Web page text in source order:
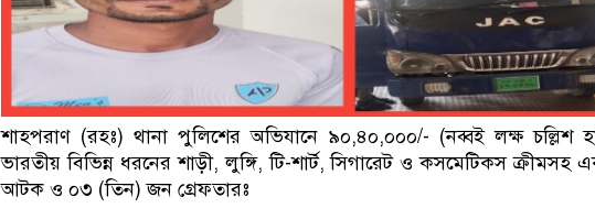
শাহপরাণ (রহঃ) থানা পুলিশের অভিযানে ৯০,৪০,০০০/- (নব্বই লক্ষ চল্লিশ
ভারতীয় বিভিন্ন ধরনের শাড়ী, লুঙ্গি, টি-শার্ট, সিগারেট ও কসমেটিকস
আটক ও ০৩ (তিন) জন গ্রেফতারঃ